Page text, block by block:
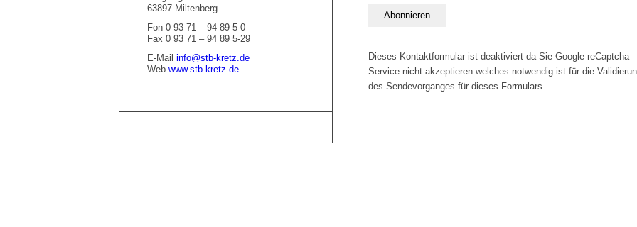
63897 Miltenberg
Fon 0 93 71 – 94 89 5-0
Fax 0 93 71 – 94 89 5-29
E-Mail info@stb-kretz.de
Web www.stb-kretz.de
Dieses Kontaktformular ist deaktiviert da Sie Google reCaptcha
Service nicht akzeptieren welches notwendig ist für die
des Sendevorganges für dieses Formulars.